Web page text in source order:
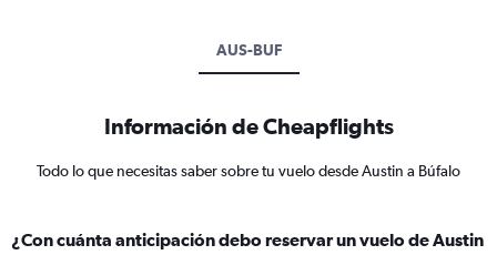
AUS-BUF
Información de Cheapflights
Todo lo que necesitas saber sobre tu vuelo desde Austin a Búfalo
¿Con cuánta anticipación debo reservar un vuelo de Austin